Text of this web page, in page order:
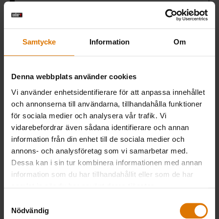
Samtycke Information Om
Denna webbplats använder cookies
Vi använder enhetsidentifierare för att anpassa innehållet
och annonserna till användarna, tillhandahålla funktioner
för sociala medier och analysera vår trafik. Vi
vidarebefordrar även sådana identifierare och annan
information från din enhet till de sociala medier och
annons- och analysföretag som vi samarbetar med.
Dessa kan i sin tur kombinera informationen med annan
information som du har tillhandahållit eller som de har
Nödvändig
Rekommenderade
tillbehör